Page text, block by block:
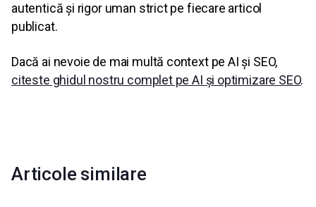
autentică și rigor uman strict pe fiecare articol
publicat.
Dacă ai nevoie de mai multă context pe AI și SEO,
citeste ghidul nostru complet pe AI și optimizare SEO.
Articole similare